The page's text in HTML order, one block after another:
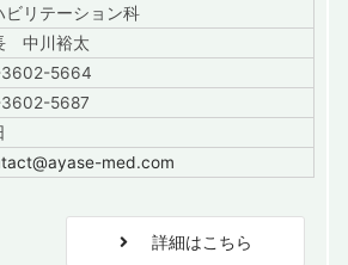
ビリテーション科
中川裕太
5664
5687
med.com
詳細はこちら